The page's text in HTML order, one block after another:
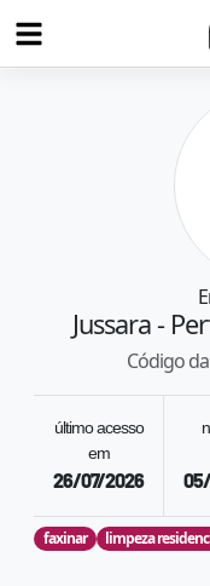
Jussara-
Código
último acesso
em
26/07/2026
faxinar limpeza